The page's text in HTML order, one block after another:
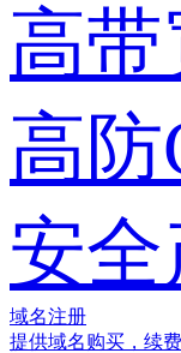
高
高
安
域名注册
提供域名购买，续